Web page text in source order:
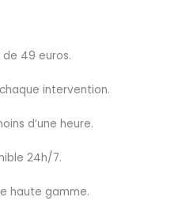
49 euros.
intervention.
d’une heure.
24h/7.
haute gamme.